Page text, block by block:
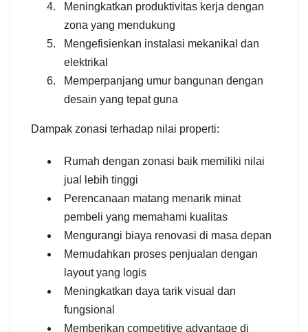
Meningkatkan produktivitas kerja dengan
zona yang mendukung
Mengefisienkan instalasi mekanikal dan
elektrikal
Memperpanjang umur bangunan dengan
desain yang tepat guna
Dampak zonasi terhadap nilai properti:
Rumah dengan zonasi baik memiliki nilai
jual lebih tinggi
Perencanaan matang menarik minat
pembeli yang memahami kualitas
Mengurangi biaya renovasi di masa depan
Memudahkan proses penjualan dengan
layout yang logis
Meningkatkan daya tarik visual dan
fungsional
Memberikan competitive advantage di